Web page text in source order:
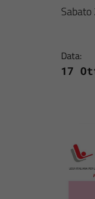
Data:
17